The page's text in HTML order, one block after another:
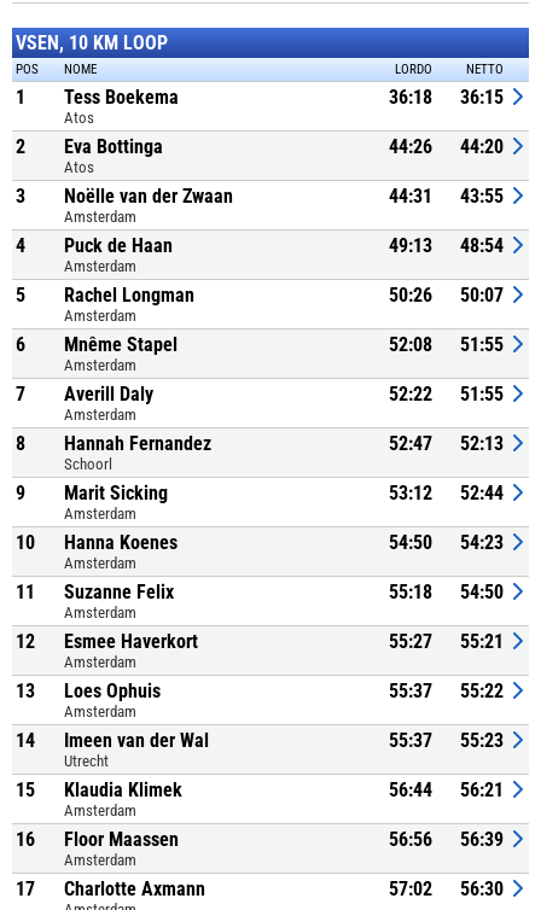
VSEN, 10 KM LOOP
POS NOME LORDO NETTO
1 Tess Boekema
Atos
36:18 36:15
2 Eva Bottinga
Atos
44:26 44:20
3 Noëlle van der Zwaan
Amsterdam
44:31 43:55
4 Puck de Haan
Amsterdam
49:13 48:54
5 Rachel Longman
Amsterdam
50:26 50:07
6 Mnême Stapel
Amsterdam
52:08 51:55
7 Averill Daly
Amsterdam
52:22 51:55
8 Hannah Fernandez
Schoorl
52:47 52:13
9 Marit Sicking
Amsterdam
53:12 52:44
10 Hanna Koenes
Amsterdam
54:50 54:23
11 Suzanne Felix
Amsterdam
55:18 54:50
12 Esmee Haverkort
Amsterdam
55:27 55:21
13 Loes Ophuis
Amsterdam
55:37 55:22
14 Imeen van der Wal
Utrecht
55:37 55:23
15 Klaudia Klimek
Amsterdam
56:44 56:21
16 Floor Maassen
Amsterdam
56:56 56:39
17 Charlotte Axmann 57:02 56:30